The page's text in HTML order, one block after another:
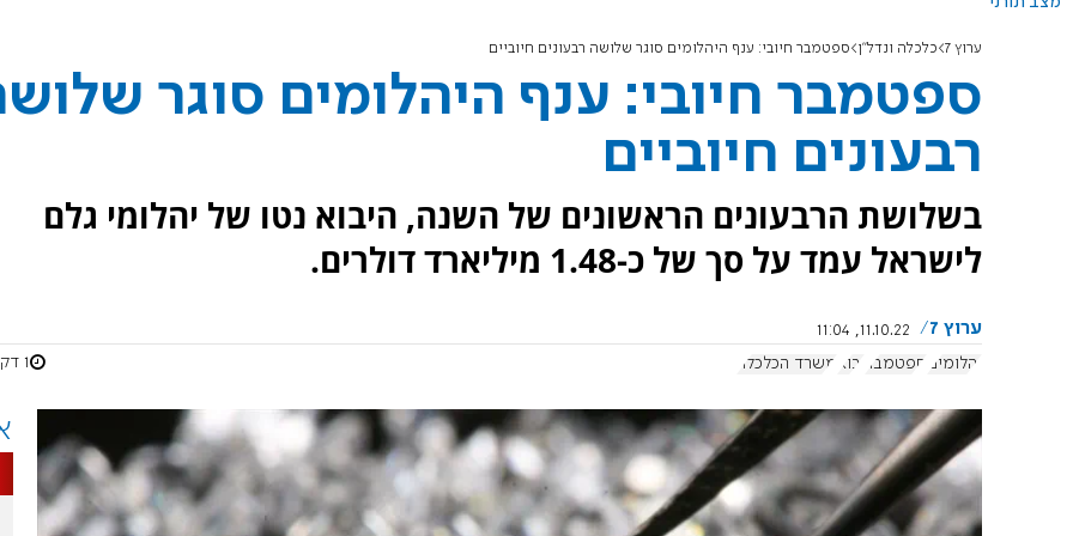
ערוץ 7 כלכלה ונדל"ן ספטמבר חיובי: ענף היהלומים סוגר שלושה רבעונים חיוביים
ספטמבר חיובי: ענף היהלומים סוגר
רבעונים חיוביים
בשלושת הרבעונים הראשונים של השנה, היבוא נטו של יהלומי גלם
לישראל עמד על סך של כ-1.48 מיליארד דולרים.
ערוץ 7
11.10.22, 11:04
יהלומים ספטמבר יבוא משרד הכלכלה 1 דקות